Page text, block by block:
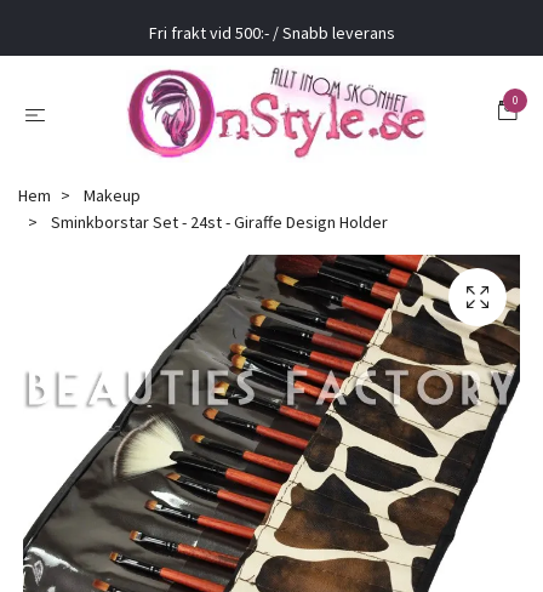
Fri frakt vid 500:- / Snabb leverans
0
Hem
Makeup
Sminkborstar Set - 24st - Giraffe Design Holder